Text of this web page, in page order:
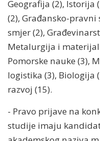
Geografija (2), Istorija
(2), Građansko-
smjer (2),
Metalurgija i
Pomorske nauke (3),
logistika (3), Biologija
razvoj (15).
- Pravo prijave na
studije imaju